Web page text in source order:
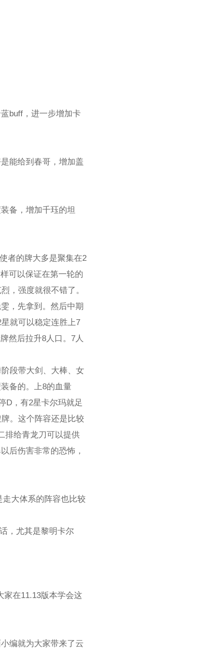
buff，进一步增加卡
能给到春哥，增加盖
备，增加千珏的坦
者的牌大多是聚集在2
可以保证在第一轮的
，强度就很不错了。
，先拿到。然后中期
就可以稳定连胜上7
然后拉升8人口。7人
段带大剑、大棒、女
备的。上8的血量
D，有2星卡尔玛就足
。这个阵容还是比较
排给青龙刀可以提供
后伤害非常的恐怖，
大体系的阵容也比较
，尤其是黎明卡尔
家在11.13版本学会这
编就为大家带来了云